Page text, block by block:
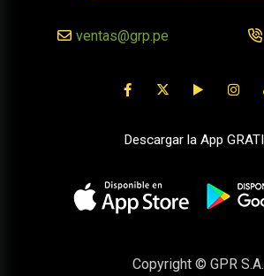
ventas@grp.pe
Descargar la App
Copyright © GPR S.A.